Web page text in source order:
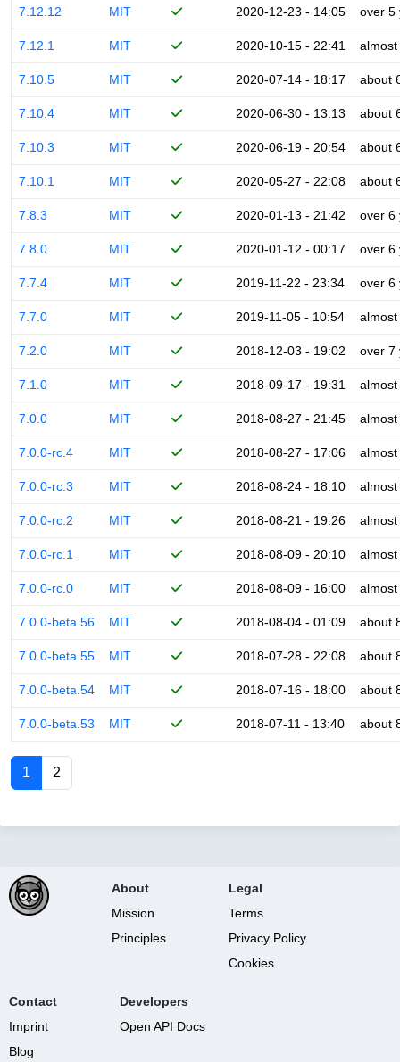
7.12.12 MIT 2020-12-23 - 14:05 over 5
7.12.1 MIT 2020-10-15 - 22:41
7.10.5 MIT 2020-07-14 - 18:17 about
7.10.4 MIT 2020-06-30 - 13:13 about
7.10.3 MIT 2020-06-19 - 20:54 about
7.10.1 MIT 2020-05-27 - 22:08 about
7.8.3 MIT 2020-01-13 - 21:42 over 6
7.8.0 MIT 2020-01-12 - 00:17 over 6
7.7.4 MIT 2019-11-22 - 23:34 over 6
7.7.0 MIT 2019-11-05 - 10:54
7.2.0 MIT 2018-12-03 - 19:02 over 7
7.1.0 MIT 2018-09-17 - 19:31
7.0.0 MIT 2018-08-27 - 21:45
7.0.0-rc.4 MIT 2018-08-27 - 17:06
7.0.0-rc.3 MIT 2018-08-24 - 18:10
7.0.0-rc.2 MIT 2018-08-21 - 19:26
7.0.0-rc.1 MIT 2018-08-09 - 20:10
7.0.0-rc.0 MIT 2018-08-09 - 16:00
7.0.0-beta.56 MIT 2018-08-04 - 01:09 about
7.0.0-beta.55 MIT 2018-07-28 - 22:08 about
7.0.0-beta.54 MIT 2018-07-16 - 18:00 about
7.0.0-beta.53 MIT 2018-07-11 - 13:40 about
1 2
About
Mission
Principles
Legal
Terms
Privacy Policy
Cookies
Contact
Imprint
Blog
Developers
Open API Docs